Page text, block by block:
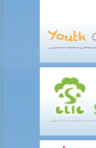
1. 若一个人在一段
律责任？
2. 若一个人在网络
承担责任？
3. 若一个人仅拥有